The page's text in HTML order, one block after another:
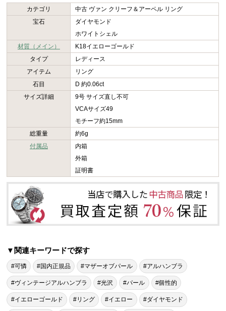
カテゴリ
中古 ヴァン クリーフ＆アーペル リング
宝石
ダイヤモンド
ホワイトシェル
材質（メイン）
K18イエローゴールド
タイプ
レディース
アイテム
リング
石目
D 約0.06ct
サイズ詳細
9号 サイズ直し不可
VCAサイズ49
モチーフ約15mm
総重量
約6g
付属品
内箱
外箱
証明書
▼関連キーワードで探す
#可憐 #国内正規品 #マザーオブパール #アルハンブラ
#ヴィンテージアルハンブラ #光沢 #パール #個性的
#イエローゴールド #リング #イエロー #ダイヤモンド